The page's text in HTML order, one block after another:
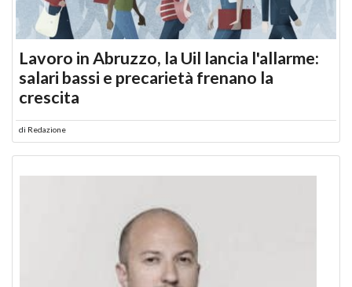
Lavoro in Abruzzo, la Uil lancia l'allarme:
salari bassi e precarietà frenano la
crescita
di Redazione